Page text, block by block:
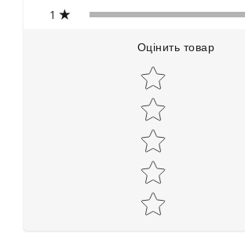
1
Оцінить товар
Star rating